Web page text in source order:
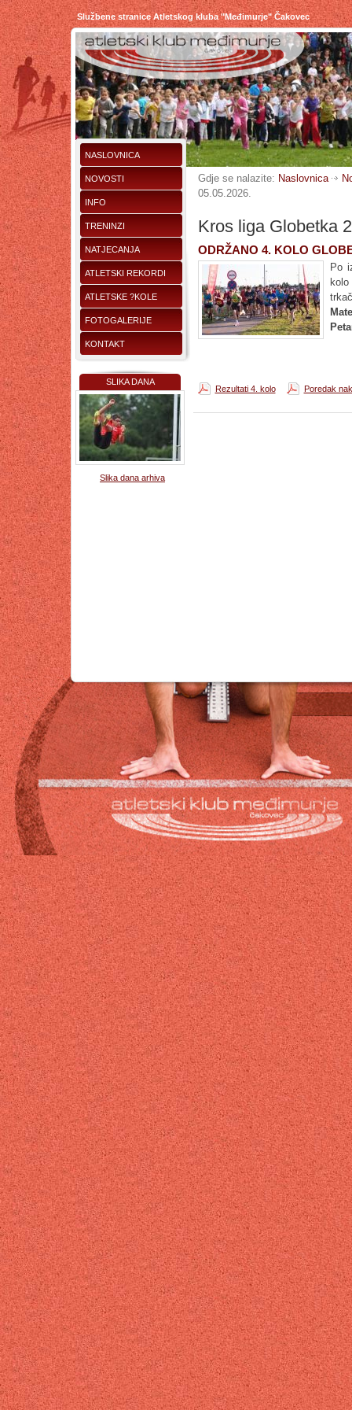
Službene stranice Atletskog kluba "Međimurje" Čakovec
NASLOVNICA
NOVOSTI
INFO
TRENINZI
NATJECANJA
ATLETSKI REKORDI
ATLETSKE ?KOLE
FOTOGALERIJE
KONTAKT
SLIKA DANA
Slika dana arhiva
Gdje se nalazite: Naslovnica
05.05.2026.
Kros liga Globetka
ODRŽANO 4. KOLO
Po
Rezultati 4. kolo Poredak